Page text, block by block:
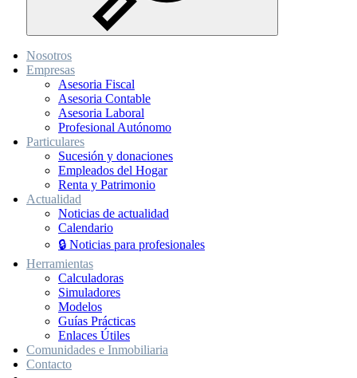
Nosotros
Empresas
Asesoria Fiscal
Asesoria Contable
Asesoria Laboral
Profesional Autónomo
Particulares
Sucesión y donaciones
Empleados del Hogar
Renta y Patrimonio
Actualidad
Noticias de actualidad
Calendario
🔒 Noticias para profesionales
Herramientas
Calculadoras
Simuladores
Modelos
Guías Prácticas
Enlaces Útiles
Comunidades e Inmobiliaria
Contacto